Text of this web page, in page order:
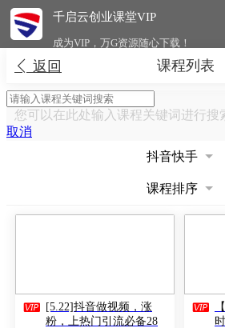
千启云创业课堂VIP
成为VIP，万G资源随心下载！
 返回 课程列表
您可以在此处输入课程关键词进行搜
取消
抖音快手
课程排序
 [5.22]抖音做视频，涨
粉，上热门引流必备28
